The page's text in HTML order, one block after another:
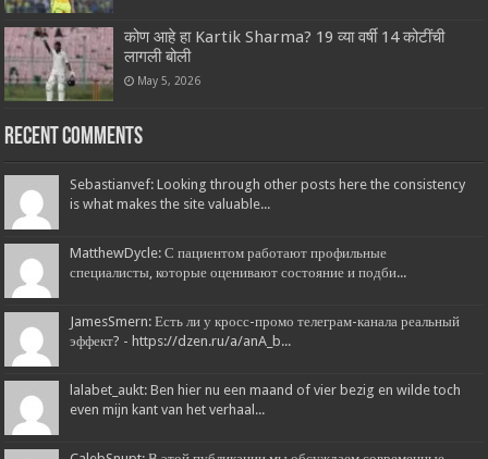
कोण आहे हा Kartik Sharma? 19 व्या वर्षी 14 कोटींची
लागली बोली
May 5, 2026
Recent Comments
Sebastianvef: Looking through other posts here the consistency
is what makes the site valuable...
MatthewDycle: С пациентом работают профильные
специалисты, которые оценивают состояние и подби...
JamesSmern: Есть ли у кросс-промо телеграм-канала реальный
эффект? - https://dzen.ru/a/anA_b...
lalabet_aukt: Ben hier nu een maand of vier bezig en wilde toch
even mijn kant van het verhaal...